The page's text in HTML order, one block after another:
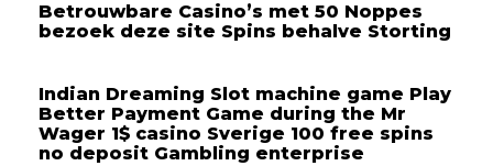
Betrouwbare Casino’s met 50 Noppes
bezoek deze site Spins behalve Storting
Indian Dreaming Slot machine game Play
Better Payment Game during the Mr
Wager 1$ casino Sverige 100 free spins
no deposit Gambling enterprise